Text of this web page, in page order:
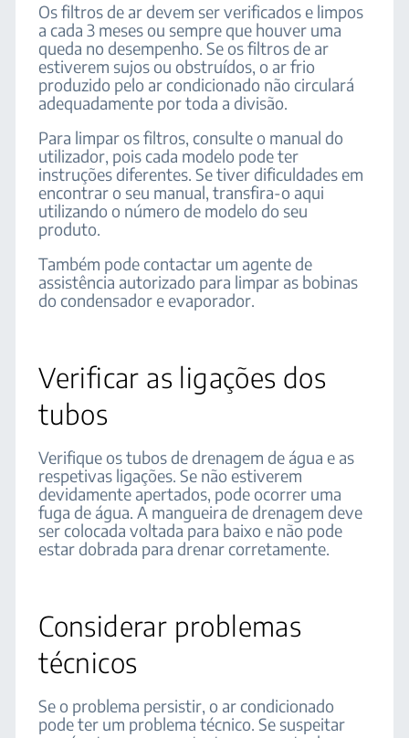
Os filtros de ar devem ser verificados e limpos
a cada 3 meses ou sempre que houver uma
queda no desempenho. Se os filtros de ar
estiverem sujos ou obstruídos, o ar frio
produzido pelo ar condicionado não circulará
adequadamente por toda a divisão.
Para limpar os filtros, consulte o manual do
utilizador, pois cada modelo pode ter
instruções diferentes. Se tiver dificuldades em
encontrar o seu manual, transfira-o aqui
utilizando o número de modelo do seu
produto.
Também pode contactar um agente de
assistência autorizado para limpar as bobinas
do condensador e evaporador.
Verificar as ligações dos
tubos
Verifique os tubos de drenagem de água e as
respetivas ligações. Se não estiverem
devidamente apertados, pode ocorrer uma
fuga de água. A mangueira de drenagem deve
ser colocada voltada para baixo e não pode
estar dobrada para drenar corretamente.
Considerar problemas
técnicos
Se o problema persistir, o ar condicionado
pode ter um problema técnico. Se suspeitar